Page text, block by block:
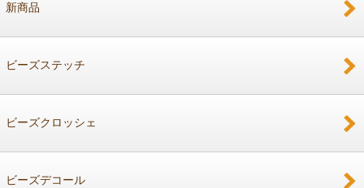
新商品
ビーズステッチ
ビーズクロッシェ
ビーズデコール